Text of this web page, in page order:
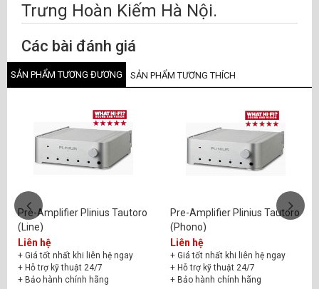
Trưng Hoàn Kiếm Hà Nội.
Các bài đánh giá
SẢN PHẨM TƯƠNG ĐƯƠNG SẢN PHẨM TƯƠNG THÍCH
Pre-Amplifier Plinius Tautoro
(Line)
Liên hệ
+ Giá tốt nhất khi liên hệ ngay
+ Hỗ trợ kỹ thuật 24/7
+ Bảo hành chính hãng
Pre-Amplifier Plinius Tautoro
(Phono)
Liên hệ
+ Giá tốt nhất khi liên hệ ngay
+ Hỗ trợ kỹ thuật 24/7
+ Bảo hành chính hãng